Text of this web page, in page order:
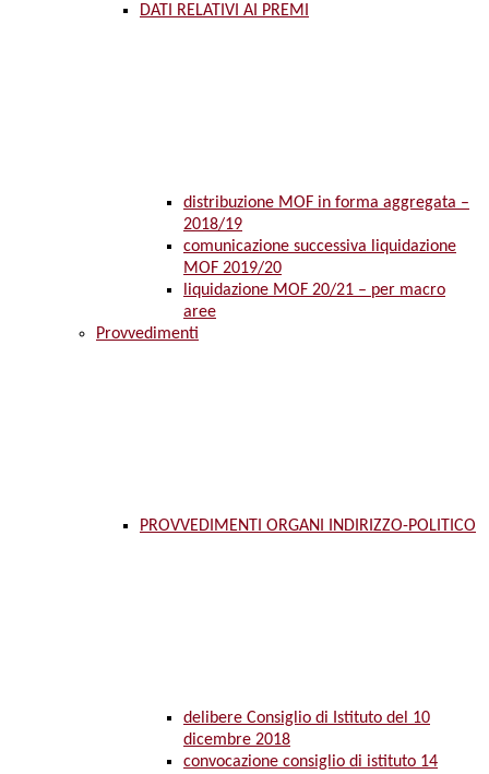
DATI RELATIVI AI PREMI
distribuzione MOF in forma aggregata –
2018/19
comunicazione successiva liquidazione
MOF 2019/20
liquidazione MOF 20/21 – per macro
aree
Provvedimenti
PROVVEDIMENTI ORGANI INDIRIZZO-POLITICO
delibere Consiglio di Istituto del 10
dicembre 2018
convocazione consiglio di istituto 14